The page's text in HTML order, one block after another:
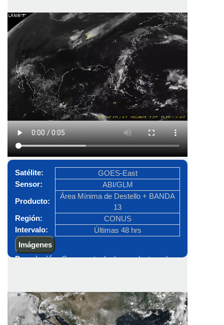
permite ver las imágenes como si fueran vistos
con los ojos humanos desde el espacio. En la
noche se observa la Banda 13 (10.3 µm) que
resalta la temperatura del tope de las nubes altas
en diferentes colores, y de fondo se encuentran
las luces de las ciudades que provienen de una
base de datos estática derivada de VIIRS.
Satélite:
GOES-East
Sensor:
ABI/GLM
Producto:
Área Mínima de Destello + BANDA
13
Región:
CONUS
Intervalo:
Últimas 48 hrs
Imágenes
Descripción:Compuesto de dos productos, el
que coincide espacialmente con una cuadricula de
2 x2 km, el segundo es la Banda 13 (10.3 µm) que
resalta el tope de las nubes altas en color blanco.